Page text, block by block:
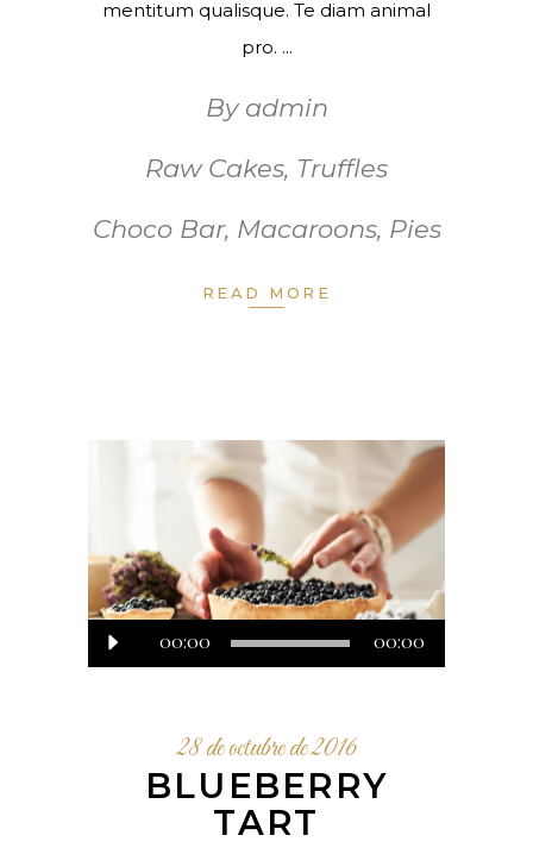
mentitum qualisque. Te diam animal
pro.
By admin
Raw Cakes, Truffles
Choco Bar, Macaroons, Pies
READ MORE
Reproductor
de
00:00 00:00
28 de octubre de 2016
BLUEBERRY
TART